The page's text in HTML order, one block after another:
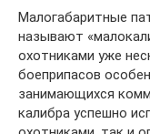
Малогабаритные
называют
охотниками уже
боеприпасов
занимающихся
калибра успешно